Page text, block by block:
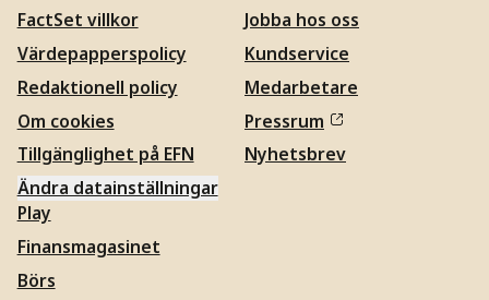
FactSet villkor
Värdepapperspolicy
Redaktionell policy
Om cookies
Tillgänglighet på EFN
Ändra datainställningar
Jobba hos oss
Kundservice
Medarbetare
Pressrum
Nyhetsbrev
Play
Finansmagasinet
Börs